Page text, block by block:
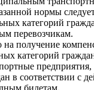
нормы
категорий
перевозчикам.
на получение
категорий
в соответствии с
билетам.